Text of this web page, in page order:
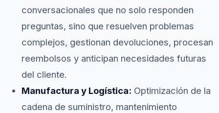
conversacionales que no solo responden
preguntas, sino que resuelven problemas
complejos, gestionan devoluciones, procesan
reembolsos y anticipan necesidades futuras
del cliente.
Manufactura y Logística: Optimización de la
cadena de suministro, mantenimiento